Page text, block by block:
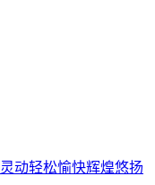
灵动轻松愉快辉煌悠扬